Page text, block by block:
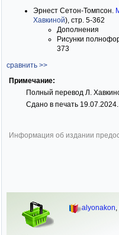
Эрнест Сетон-Томпсон.
Хавкиной), стр. 5-362
Дополнения
Рисунки
373
сравнить >>
Примечание:
Полный перевод Л.
Сдано в печать
Информация об издании
alyonakon,